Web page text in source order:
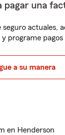
pagar una
seguro actuales,
y programe
a su manera
en Henderson